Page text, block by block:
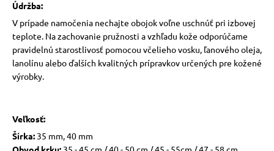
Údržba:
V prípade namočenia nechajte obojok voľne uschnúť pri izbovej
teplote. Na zachovanie pružnosti a vzhľadu kože odporúčame
pravidelnú starostlivosť pomocou včelieho vosku, ľanového oleja,
lanolínu alebo ďalších kvalitných prípravkov určených pre kožené
výrobky.
Veľkosť:
Šírka:35 mm, 40 mm